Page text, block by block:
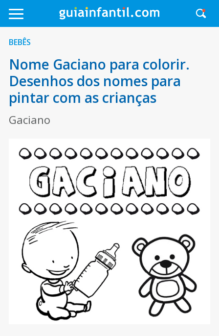
BEBÊS
Nome Gaciano para colorir.
Desenhos dos nomes para
pintar com as crianças
Gaciano